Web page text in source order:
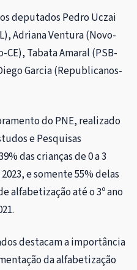
deputados Pedro Uczai
Adriana Ventura (Novo-
Tabata Amaral (PSB-
Garcia (Republicanos-
do PNE, realizado
e Pesquisas
das crianças de 0 a 3
e somente 55% delas
alfabetização até o 3º ano
destacam a importância
da alfabetização